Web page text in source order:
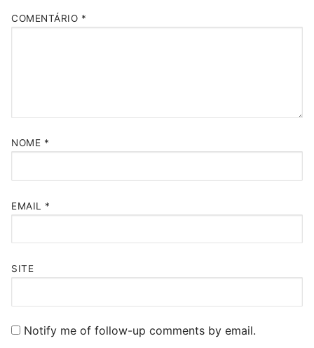
COMENTÁRIO *
NOME *
EMAIL *
SITE
Notify me of follow-up comments by email.